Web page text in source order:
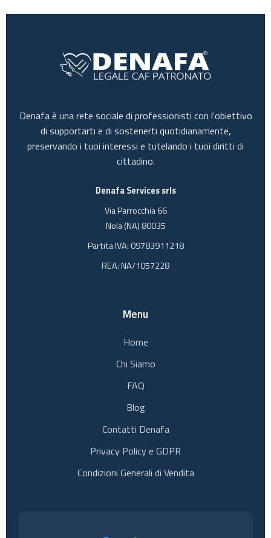
Denafa è una rete sociale di professionisti con l'obiettivo
di supportarti e di sostenerti quotidianamente,
preservando i tuoi interessi e tutelando i tuoi diritti di
cittadino.
Denafa Services srls
Via Parrocchia 66
Nola (NA) 80035
Partita IVA: 09783911218
REA: NA/1057228
Menu
Home
Chi Siamo
FAQ
Blog
Contatti Denafa
Privacy Policy e GDPR
Condizioni Generali di Vendita